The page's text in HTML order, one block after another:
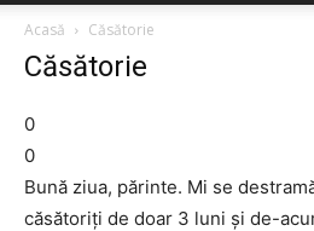
Acasă
Căsătorie
Căsătorie
0
0
Bună ziua, părinte. Mi se
căsătoriți de doar 3 luni și de-